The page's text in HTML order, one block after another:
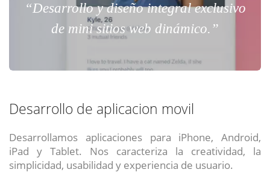
“Desarrollo y diseño integral exclusivo
de mini sitios web dinámico.”
Desarrollo de aplicacion movil
Desarrollamos aplicaciones para iPhone, Android,
iPad y Tablet. Nos caracteriza la creatividad, la
simplicidad, usabilidad y experiencia de usuario.